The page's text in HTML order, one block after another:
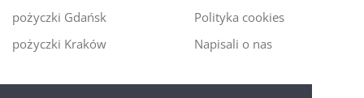
pożyczki Gdańsk
pożyczki Kraków
Polityka cookies
Napisali o nas